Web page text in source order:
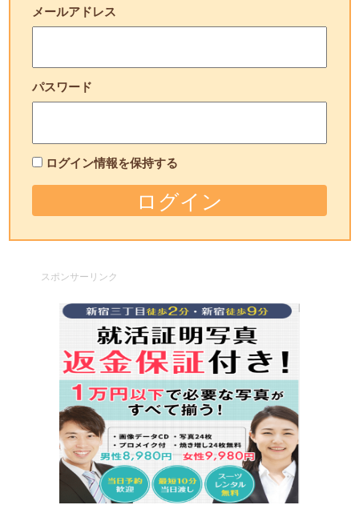
メールアドレス
パスワード
ログイン情報を保持する
スポンサーリンク